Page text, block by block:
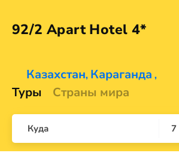
92/2 ApartHotel 4*
Казахстан, Караганда ,
Туры Страны мира
Куда 7